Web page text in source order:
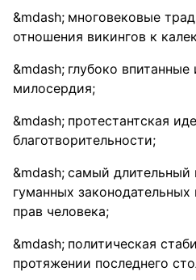
многовековые
отношения викингов к
глубоко
милосердия;
протестантская
благотворительности;
самый длительный
гуманных
прав человека;
политическая
протяжении последнего